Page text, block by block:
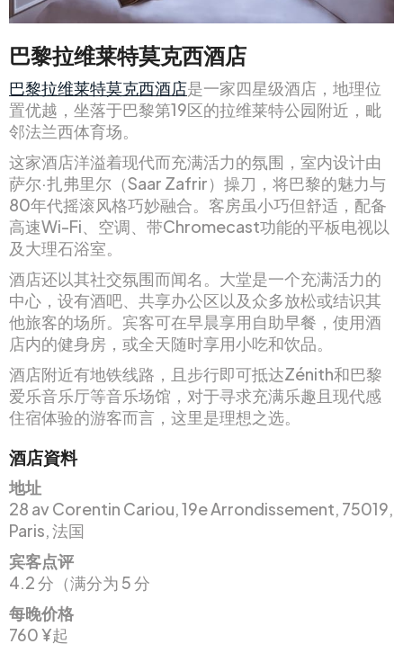
巴黎拉维莱特莫克西酒店
巴黎拉维莱特莫克西酒店是一家四星级酒店，地理位
置优越，坐落于巴黎第19区的拉维莱特公园附近，毗
邻法兰西体育场。
这家酒店洋溢着现代而充满活力的氛围，室内设计由
萨尔·扎弗里尔（Saar Zafrir）操刀，将巴黎的魅力与
80年代摇滚风格巧妙融合。客房虽小巧但舒适，配备
高速Wi-Fi、空调、带Chromecast功能的平板电视以
及大理石浴室。
酒店还以其社交氛围而闻名。大堂是一个充满活力的
中心，设有酒吧、共享办公区以及众多放松或结识其
他旅客的场所。宾客可在早晨享用自助早餐，使用酒
店内的健身房，或全天随时享用小吃和饮品。
酒店附近有地铁线路，且步行即可抵达Zénith和巴黎
爱乐音乐厅等音乐场馆，对于寻求充满乐趣且现代感
住宿体验的游客而言，这里是理想之选。
酒店資料
地址
28 av Corentin Cariou, 19e Arrondissement, 75019,
Paris, 法国
宾客点评
4.2 分（满分为 5 分
每晚价格
760 ¥起